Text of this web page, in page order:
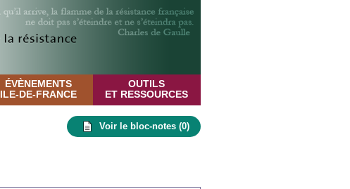
ÉVÈNEMENTS
ILE-DE-FRANCE
OUTILS
ET RESSOURCES
Voir le bloc-notes (0)